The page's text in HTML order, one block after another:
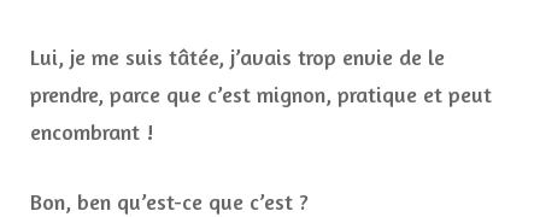
Lui, je me suis tâtée, j’avais trop envie de le
prendre, parce que c’est mignon, pratique et peut
encombrant !
Bon, ben qu’est-ce que c’est ?